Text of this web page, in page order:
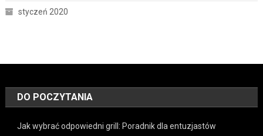
styczeń 2020
DO POCZYTANIA
Jak wybrać odpowiedni grill: Poradnik dla entuzjastów